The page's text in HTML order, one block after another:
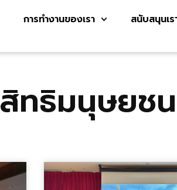
การทำงานของเรา สนับสนุนเร
สิทธิมนุษยชน